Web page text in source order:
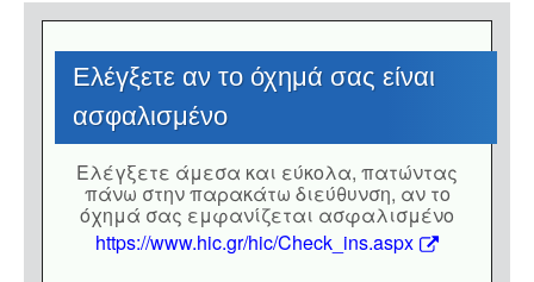
Eλέγξετε αν το όχημά σας είναι
ασφαλισμένο
Eλέγξετε άμεσα και εύκολα, πατώντας
πάνω στην παρακάτω διεύθυνση, αν το
όχημά σας εμφανίζεται ασφαλισμένο
https://www.hic.gr/hic/Check_ins.aspx